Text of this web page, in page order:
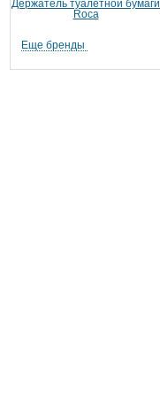
Держатель туалетной бумаги
Roca
Еще бренды